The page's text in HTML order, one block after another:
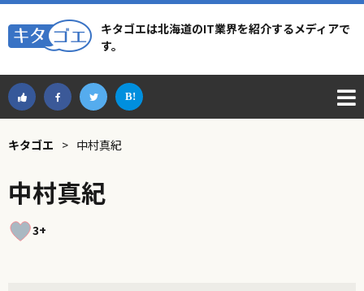
キタゴエは北海道のIT業界を紹介するメディアで
す。
キタゴエ > 中村真紀
中村真紀
3+